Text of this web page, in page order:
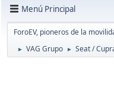
Menú Principal
ForoEV, pioneros de la
► VAG Grupo ► Seat /